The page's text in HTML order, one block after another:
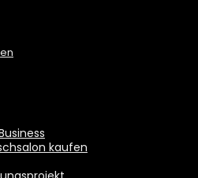
kaufen